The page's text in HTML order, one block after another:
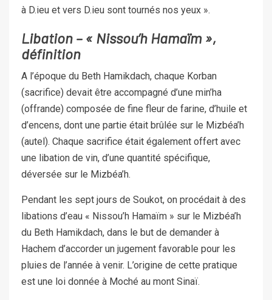
à D.ieu et vers D.ieu sont tournés nos ‎yeux ».‎
Libation – « Nissou’h Hamaïm »,
définition
A l’époque du Beth Hamikdach, chaque Korban
(sacrifice) devait être accompagné d’une min’ha
(offrande) composée de fine fleur de farine, d’huile et
d’encens, dont une partie était brûlée sur le Mizbéa’h
(autel). Chaque sacrifice était également offert avec
une libation de vin, d’une quantité spécifique,
déversée sur le Mizbéa’h.
Pendant les sept jours de Soukot, on procédait à des
libations d’eau « Nissou’h Hamaïm » sur le Mizbéa’h
du Beth Hamikdach, dans le but de demander à
Hachem d’accorder un jugement favorable pour les
pluies de l’année à venir. L’origine de cette pratique
est une loi donnée à Moché au mont Sinaï.